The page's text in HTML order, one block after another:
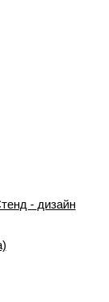
- дизайн